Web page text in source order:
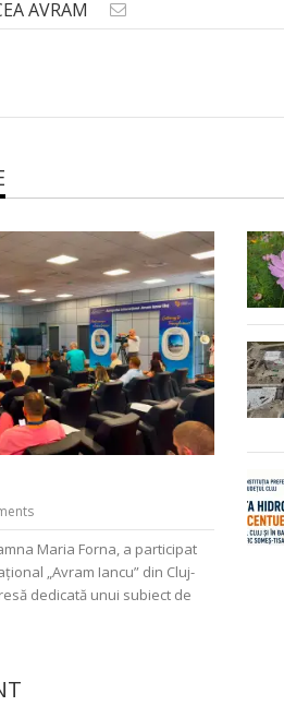
AVRAM
Maria Forna, a participat
„Avram Iancu” din Cluj-
dedicată unui subiect de